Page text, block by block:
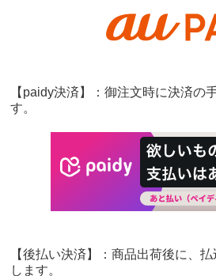
【paidy決済】：御注文時に決済の
す。
【後払い決済】：商品出荷後に、
します。